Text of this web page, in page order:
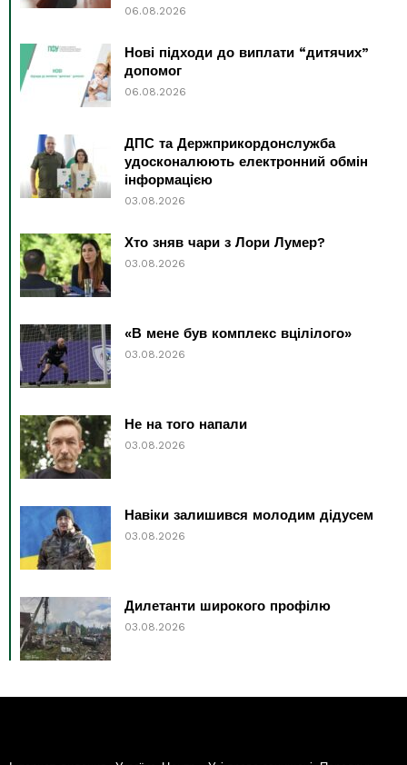
06.08.2026
Нові підходи до виплати “дитячих”
допомог
06.08.2026
ДПС та Держприкордонслужба
удосконалюють електронний обмін
інформацією
03.08.2026
Хто зняв чари з Лори Лумер?
03.08.2026
«В мене був комплекс вцілілого»
03.08.2026
Не на того напали
03.08.2026
Навіки залишився молодим дідусем
03.08.2026
Дилетанти широкого профілю
03.08.2026